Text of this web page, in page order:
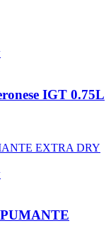
IGT 0.75L